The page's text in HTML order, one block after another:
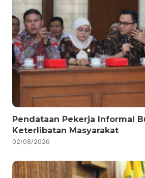
Pendataan Pekerja Informal
Keterlibatan Masyarakat
02/08/2026